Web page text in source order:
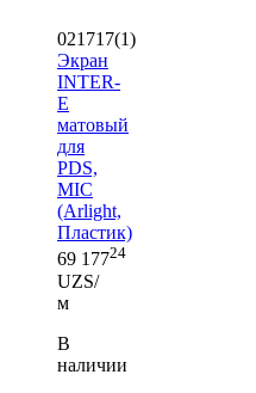
021717(1)
Экран
INTER-
E
матовый
для
PDS,
MIC
(Arlight,
Пластик)
69 17724
UZS/
м
В
наличии